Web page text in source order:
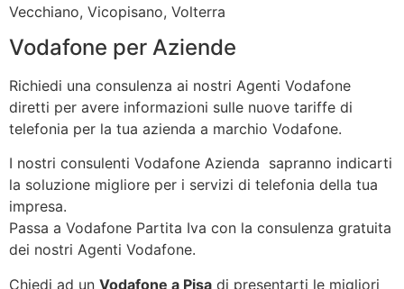
Vecchiano, Vicopisano, Volterra
Vodafone per Aziende
Richiedi una consulenza ai nostri Agenti Vodafone
diretti per avere informazioni sulle nuove tariffe di
telefonia per la tua azienda a marchio Vodafone.
I nostri consulenti Vodafone Azienda sapranno indicarti
la soluzione migliore per i servizi di telefonia della tua
impresa.
Passa a Vodafone Partita Iva con la consulenza gratuita
dei nostri Agenti Vodafone.
Chiedi ad un Vodafone a Pisa di presentarti le migliori